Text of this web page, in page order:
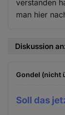
verstanden
man hier
Diskussion
Gondel (nicht
Soll das